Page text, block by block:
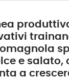
e salato,
a